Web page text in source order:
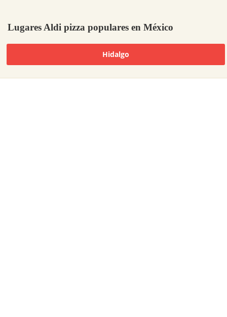
Lugares Aldi pizza populares en México
Hidalgo